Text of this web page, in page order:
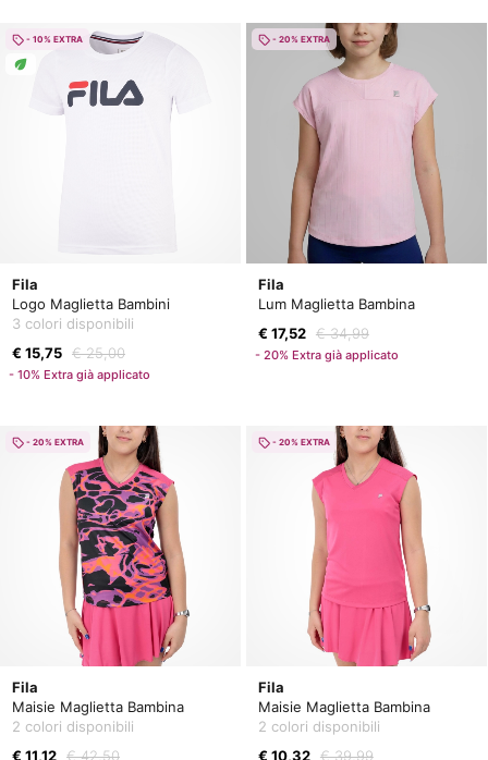
Fila
Logo Maglietta Bambini
3 colori disponibili
€ 15,75 € 25,00
- 10% Extra già applicato
- 10% EXTRA
Fila
Lum Maglietta Bambina
€ 17,52 € 34,99
- 20% Extra già applicato
- 20% EXTRA
Fila
Maisie Maglietta Bambina
2 colori disponibili
€ 11,12 € 42,50
- 20% EXTRA
Fila
Maisie Maglietta Bambina
2 colori disponibili
€ 10,32 € 39,99
- 20% EXTRA